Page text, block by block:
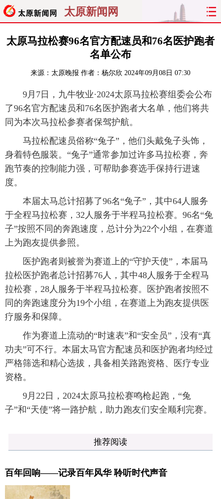
太原新闻网
首页 聚焦 太原 山西
旅游 理财 政务 教育
看天下 晋月读 最太原 网罗民生
太原日报 太原晚报 热评 社区
太原马拉松赛96名官方配速员和76名医护跑者
名单公布
来源： 太原晚报 作者：杨尔欣 2024年09月08日 07:30
9月7日，九牛牧业·2024太原马拉松赛组委会公布
了96名官方配速员和76名医护跑者大名单，他们将共
同为本次马拉松参赛者保驾护航。
马拉松配速员俗称“兔子”，他们头戴兔子头饰，
身着特色服装。“兔子”通常参加过许多马拉松赛，奔
跑节奏的控制能力强，可帮助参赛选手保持行进速
度。
本届太马总计招募了96名“兔子”，其中64人服务
于全程马拉松赛，32人服务于半程马拉松赛。96名“兔
子”按照不同的奔跑速度，总计分为22个小组，在赛道
上为跑友提供参照。
医护跑者则被誉为赛道上的“守护天使”，本届马
拉松医护跑者总计招募76人，其中48人服务于全程马
拉松赛，28人服务于半程马拉松赛。医护跑者按照不
同的奔跑速度分为19个小组，在赛道上为跑友提供医
疗服务和保障。
作为赛道上流动的“时速表”和“安全员”，没有“真
功夫”可不行。本届太马官方配速员和医护跑者均经过
严格筛选和精心选拔，具备相关路跑资格、医疗专业
资格。
9月22日，2024太原马拉松赛鸣枪起跑，“兔
子”和“天使”将一路护航，助力跑友们安全顺利完赛。
推荐阅读
百年回响——记录百年风华 聆听时代声音